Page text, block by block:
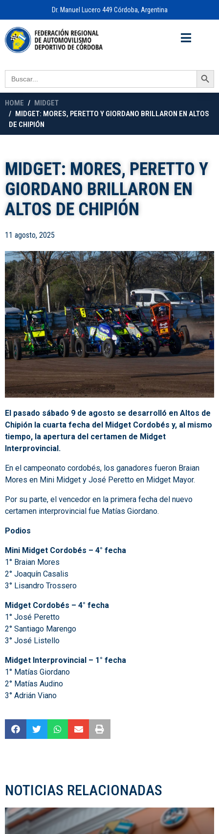
Dr. Manuel Lucero 449 Córdoba, Argentina
Search
for:
Search Button
HOME
MIDGET
MIDGET: MORES, PERETTO Y GIORDANO BRILLARON EN ALTOS
DE CHIPIÓN
MIDGET: MORES, PERETTO Y
GIORDANO BRILLARON EN
ALTOS DE CHIPIÓN
11 agosto, 2025
El pasado sábado 9 de agosto se desarrolló en Altos de
Chipión la cuarta fecha del Midget Cordobés y, al mismo
tiempo, la apertura del certamen de Midget
Interprovincial.
En el campeonato cordobés, los ganadores fueron Braian
Mores en Mini Midget y José Peretto en Midget Mayor.
Por su parte, el vencedor en la primera fecha del nuevo
certamen interprovincial fue Matías Giordano.
Podios
Mini Midget Cordobés – 4° fecha
1° Braian Mores
2° Joaquín Casalis
3° Lisandro Trossero
Midget Cordobés – 4° fecha
1° José Peretto
2° Santiago Marengo
3° José Listello
Midget Interprovincial – 1° fecha
1° Matías Giordano
2° Matías Audino
3° Adrián Viano
NOTICIAS RELACIONADAS